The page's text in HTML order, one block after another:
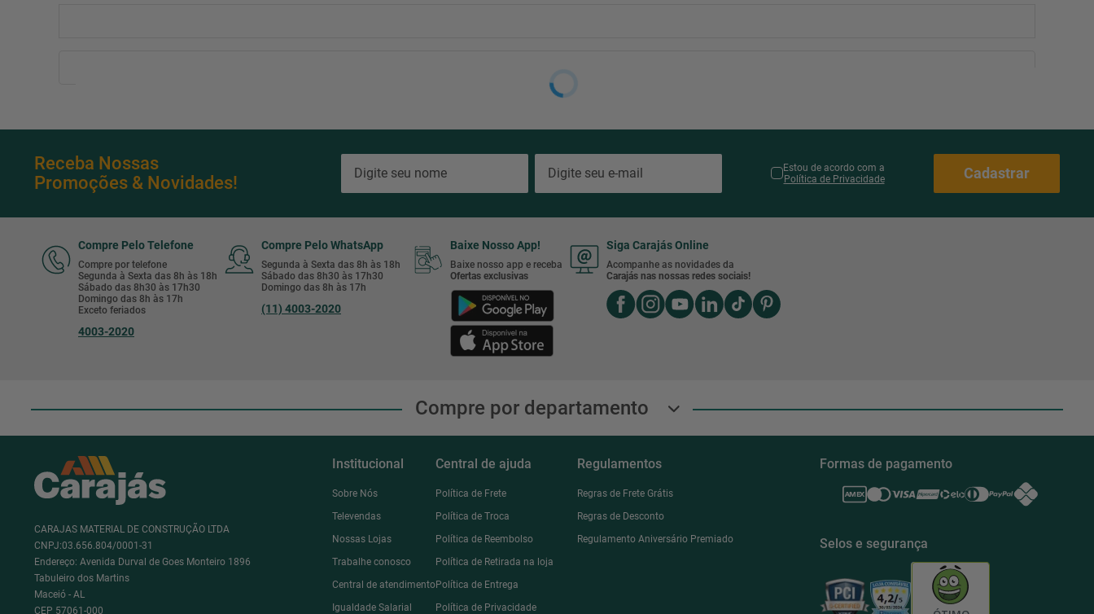
Receba Nossas
Promoções & Novidades!
Estou de acordo com a
Política de Privacidade
Cadastrar
Compre Pelo Telefone
Compre por telefone
Segunda à Sexta das 8h às 18h
Sábado das 8h30 às 17h30
Domingo das 8h às 17h
Exceto feriados
4003-2020
Compre Pelo WhatsApp
Segunda à Sexta das 8h às 18h
Sábado das 8h30 às 17h30
Domingo das 8h às 17h
(11) 4003-2020
Baixe Nosso App!
Baixe nosso app e receba
Ofertas exclusivas
Siga Carajás Online
Acompanhe as novidades da
Carajás nas nossas redes sociais!
Compre por departamento
CARAJAS MATERIAL DE CONSTRUÇÃO LTDA
CNPJ:03.656.804/0001-31
Endereço: Avenida Durval de Goes Monteiro 1896
Tabuleiro dos Martins
Maceió - AL
CEP 57061-000
Institucional
Sobre Nós
Televendas
Nossas Lojas
Trabalhe conosco
Central de atendimento
Igualdade Salarial
Central de ajuda
Política de Frete
Política de Troca
Política de Reembolso
Política de Retirada na loja
Política de Entrega
Política de Privacidade
Regulamentos
Regras de Frete Grátis
Regras de Desconto
Regulamento Aniversário Premiado
Formas de pagamento
Selos e segurança